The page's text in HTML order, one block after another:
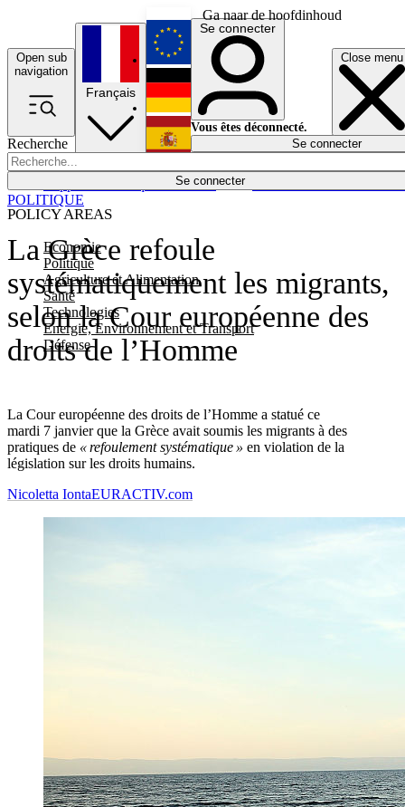
Ga naar de hoofdinhoud
Open sub
navigation
Close menu
Recherche
Se connecter
POLICY AREAS
Economie
Politique
Agriculture et Alimentation
Santé
Technologies
Energie, Environnement et Transport
Défense
Économie
Français
English
Deutsch
Español
Se connecter
Vous êtes déconnecté.
Se connecter
La Grèce refoule
systématiquement les migrants,
selon la Cour européenne des
droits de l’Homme
La Cour européenne des droits de l’Homme a statué ce
mardi 7 janvier que la Grèce avait soumis les migrants à des
pratiques de « refoulement systématique » en violation de la
législation sur les droits humains.
POLITIQUE
Nicoletta IontaEURACTIV.com